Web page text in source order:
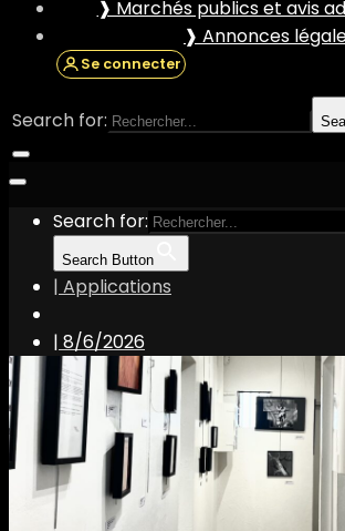
❱ Marchés publics et avis
❱ Annonces
Se connecter
Search for:
Search for:
Search Button
| Applications
| 8/6/2026